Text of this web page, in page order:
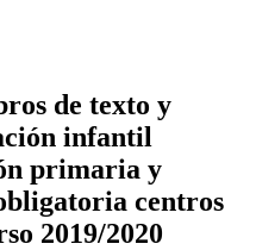
de texto y
infantil
primaria y
centros
2019/2020